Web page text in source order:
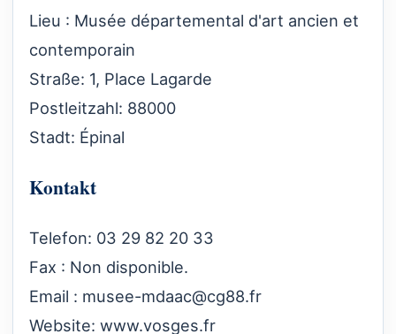
Lieu : Musée départemental d'art ancien et
contemporain
Straße: 1, Place Lagarde
Postleitzahl: 88000
Stadt: Épinal
Kontakt
Telefon: 03 29 82 20 33
Fax : Non disponible.
Email : musee-mdaac@cg88.fr
Website: www.vosges.fr